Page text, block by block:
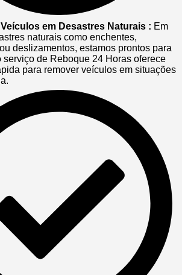
em Desastres Naturais : Em
naturais como enchentes,
deslizamentos, estamos prontos para
serviço de Reboque 24 Horas oferece
para remover veículos em situações